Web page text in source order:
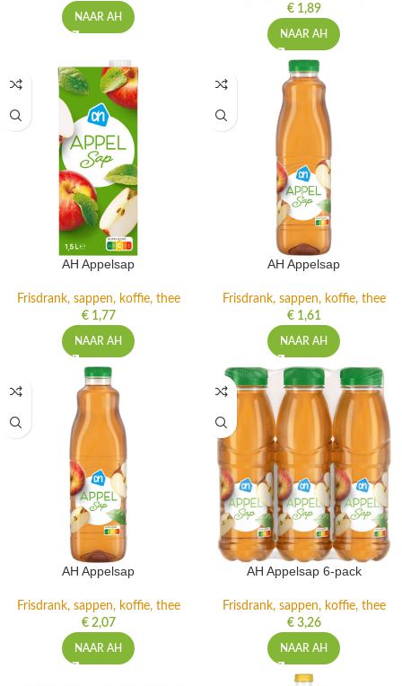
NAAR AH
€1,89
NAAR AH
AH Appelsap
Frisdrank, sappen, koffie, thee
€1,77
NAAR AH
AH Appelsap
Frisdrank, sappen, koffie, thee
€1,61
NAAR AH
AH Appelsap
Frisdrank, sappen, koffie, thee
€2,07
NAAR AH
AH Appelsap 6-pack
Frisdrank, sappen, koffie, thee
€3,26
NAAR AH